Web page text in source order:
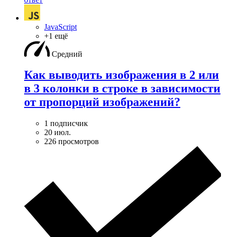
JavaScript
+1 ещё
Средний
Как выводить изображения в 2 или
в 3 колонки в строке в зависимости
от пропорций изображений?
1 подписчик
20 июл.
226 просмотров